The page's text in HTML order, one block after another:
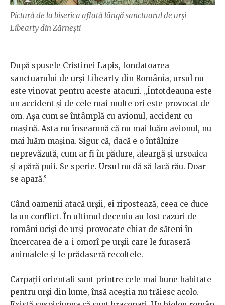
Pictură de la biserica aflată lângă sanctuarul de urși
Libearty din Zărnești
După spusele Cristinei Lapis, fondatoarea
sanctuarului de urși Libearty din România, ursul nu
este vinovat pentru aceste atacuri. „Întotdeauna este
un accident și de cele mai multe ori este provocat de
om. Așa cum se întâmplă cu avionul, accident cu
mașină. Asta nu înseamnă că nu mai luăm avionul, nu
mai luăm mașina. Sigur că, dacă e o întâlnire
neprevăzută, cum ar fi în pădure, aleargă și ursoaica
și apără puii. Se sperie. Ursul nu dă să facă rău. Doar
se apară.”
Când oamenii atacă urșii, ei ripostează, ceea ce duce
la un conflict. În ultimul deceniu au fost cazuri de
români uciși de urși provocate chiar de săteni în
încercarea de a-i omorî pe urșii care le furaseră
animalele și le prădaseră recoltele.
Carpații orientali sunt printre cele mai bune habitate
pentru urși din lume, însă aceștia nu trăiesc acolo.